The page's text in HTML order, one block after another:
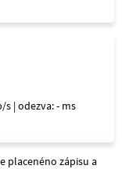
s | odezva: - ms
placenéno zápisu a